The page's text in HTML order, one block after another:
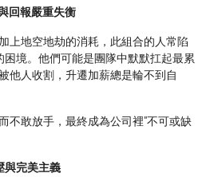
回報嚴重失衡
上地空地劫的消耗，此組合的人常陷
困境。他們可能是團隊中默默扛起最累
他人收割，升遷加薪總是輪不到自
不敢放手，最終成為公司裡"不可或缺
與完美主義